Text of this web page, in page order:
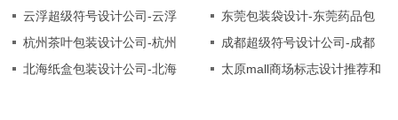
云浮超级符号设计公司-云浮
视觉锤设计公司推荐完美设计
和艺术的融合
东莞包装袋设计-东莞药品包
装设计分享 Truu Nutrition保
健品包装设计
杭州茶叶包装设计公司-杭州
医疗包装设计公司推荐帕姆核
成都超级符号设计公司-成都
视觉锤设计公司推荐Heaz为
北海纸盒包装设计公司-北海
太原mall商场标志设计推荐和